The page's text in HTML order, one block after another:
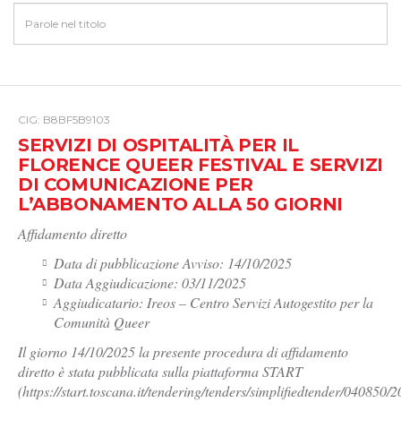
CIG: B8BF5B9103
SERVIZI DI OSPITALITÀ PER IL
FLORENCE QUEER FESTIVAL E SERVIZI
DI COMUNICAZIONE PER
L’ABBONAMENTO ALLA 50 GIORNI
Affidamento diretto
Data di pubblicazione Avviso: 14/10/2025
Data Aggiudicazione: 03/11/2025
Aggiudicatario: Ireos – Centro Servizi Autogestito per la
Comunità Queer
Il giorno 14/10/2025 la presente procedura di affidamento
diretto è stata pubblicata sulla piattaforma START
(https://start.toscana.it/tendering/tenders/simplifiedtender/040850/